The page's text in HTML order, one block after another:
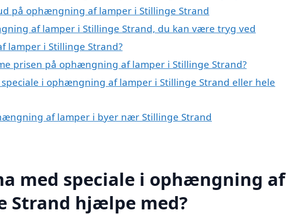
på ophængning af lamper i Stillinge Strand
af lamper i Stillinge Strand, du kan være tryg ved
lamper i Stillinge Strand?
prisen på ophængning af lamper i Stillinge Strand?
i ophængning af lamper i Stillinge Strand eller hele
af lamper i byer nær Stillinge Strand
med speciale i ophængning af
Strand hjælpe med?